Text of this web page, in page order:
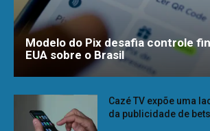
Modelo do Pix desafia controle
EUA sobre o Brasil
Cazé TV expõe uma
da publicidade de